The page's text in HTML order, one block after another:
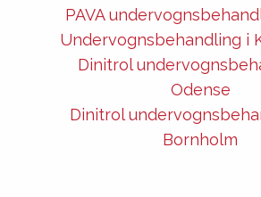
PAVA
Undervognsbehandling i
Dinitrol
Odense
Dinitrol
Bornholm